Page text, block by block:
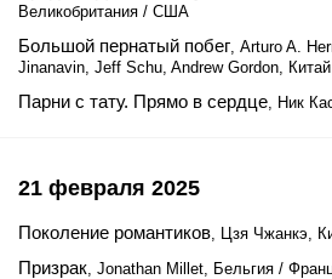
Великобритания / США
Большой пернатый побег, Arturo A.
Jinanavin, Jeff Schu, Andrew Gordon,
Парни с тату. Прямо в сердце, Ник
21 февраля 2025
Поколение романтиков, Цзя Чжанкэ,
Призрак, Jonathan Millet, Бельгия /